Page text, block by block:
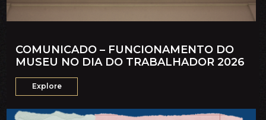
COMUNICADO – FUNCIONAMENTO DO
MUSEU NO DIA DO TRABALHADOR 2026
Explore